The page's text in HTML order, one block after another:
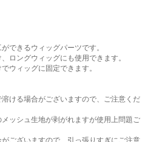
できるウィッグパーツです。
ロングウィッグにも使用できます。
ウィッグに固定できます。
ける場合がございますので、ご注意くだ
ッシュ生地が剥がれますが使用上問題ご
ございますので、引っ張りすぎにご注意